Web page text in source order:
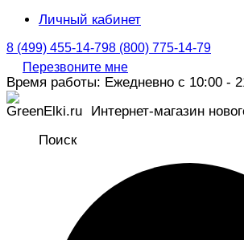
Личный кабинет
8 (499) 455-14-798 (800) 775-14-79
Перезвоните мне
Время работы: Ежедневно с 10:00 -
Интернет-магазин
Поиск